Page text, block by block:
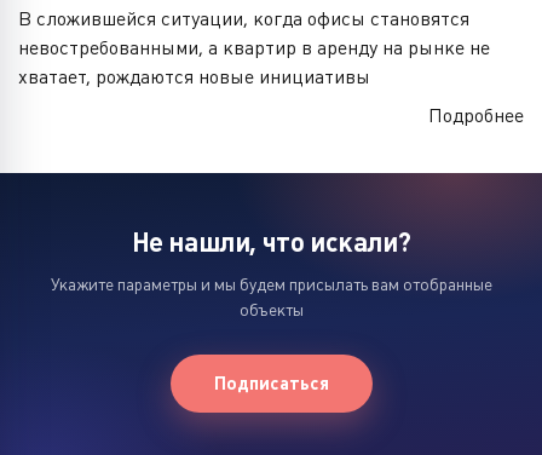
В сложившейся ситуации, когда офисы становятся
невостребованными, а квартир в аренду на рынке не
хватает, рождаются новые инициативы
Подробнее
Не нашли, что искали?
Укажите параметры и мы будем присылать вам отобранные
объекты
Подписаться